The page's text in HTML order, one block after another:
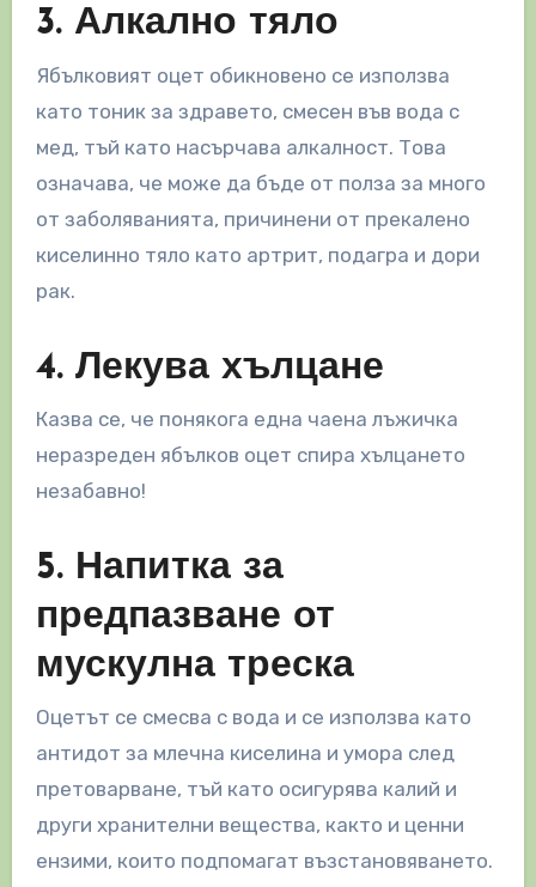
3. Алкално тяло
Ябълковият оцет обикновено се използва
като тоник за здравето, смесен във вода с
мед, тъй като насърчава алкалност. Това
означава, че може да бъде от полза за много
от заболяванията, причинени от прекалено
киселинно тяло като артрит, подагра и дори
рак.
4. Лекува хълцане
Казва се, че понякога една чаена лъжичка
неразреден ябълков оцет спира хълцането
незабавно!
5. Напитка за
предпазване от
мускулна треска
Оцетът се смесва с вода и се използва като
антидот за млечна киселина и умора след
претоварване, тъй като осигурява калий и
други хранителни вещества, както и ценни
ензими, които подпомагат възстановяването.